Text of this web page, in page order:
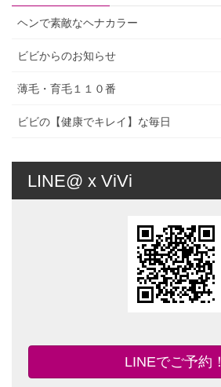
ヘンで素敵なヘナカラー
ビビからのお知らせ
薄毛・育毛１１０番
ビビの【健康でキレイ】な毎日
LINE@ x ViVi
LINEでご予約！